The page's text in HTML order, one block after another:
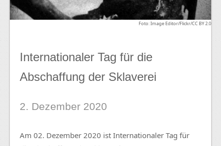
Foto: Image Editor/Flickr/CC BY 2.0
Internationaler Tag für die
Abschaffung der Sklaverei
2. Dezember 2020
Am 02. Dezember 2020 ist Internationaler Tag für